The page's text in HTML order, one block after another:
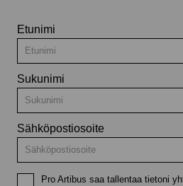
Etunimi
Sukunimi
Sähköpostiosoite
Pro Artibus saa tallentaa tietoni